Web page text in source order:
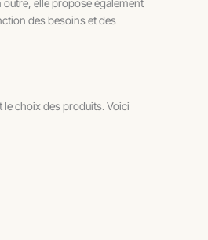
outre, elle propose également
des besoins et des
le choix des produits. Voici